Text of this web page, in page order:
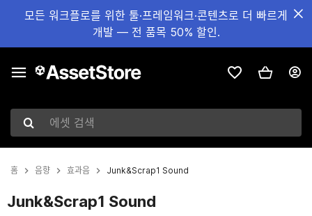
모든 워크플로를 위한 툴·프레임워크·콘텐츠로 더 빠르게
개발 — 전 품목 50% 할인.
에셋 검색
홈 음향 효과음 Junk&Scrap1 Sound
Junk&Scrap1 Sound